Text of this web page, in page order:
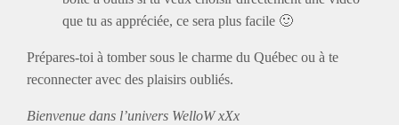
que tu as appréciée, ce sera plus facile 🙂
Prépares-toi à tomber sous le charme du Québec ou à te
reconnecter avec des plaisirs oubliés.
Bienvenue dans l’univers WelloW xXx